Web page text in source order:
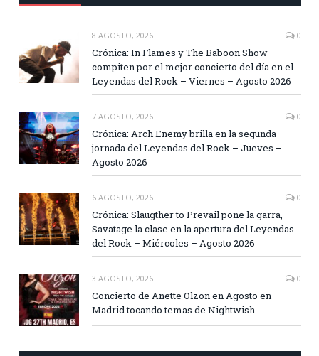
8 AGOSTO, 2026 0
Crónica: In Flames y The Baboon Show
compiten por el mejor concierto del día en el
Leyendas del Rock – Viernes – Agosto 2026
7 AGOSTO, 2026 0
Crónica: Arch Enemy brilla en la segunda
jornada del Leyendas del Rock – Jueves –
Agosto 2026
6 AGOSTO, 2026 0
Crónica: Slaugther to Prevail pone la garra,
Savatage la clase en la apertura del Leyendas
del Rock – Miércoles – Agosto 2026
3 AGOSTO, 2026 0
Concierto de Anette Olzon en Agosto en
Madrid tocando temas de Nightwish